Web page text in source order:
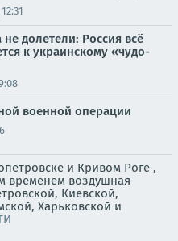
долетели: Россия всё
к украинскому «чудо-
военной операции
и Кривом Роге ,
временем воздушная
Киевской,
Харьковской и